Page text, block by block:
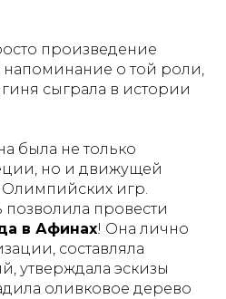
произведение
напоминание о той роли,
сыграла в истории
была не только
но и движущей
игр.
провести
в Афинах! Она лично
составляла
утверждала эскизы
оливковое дерево